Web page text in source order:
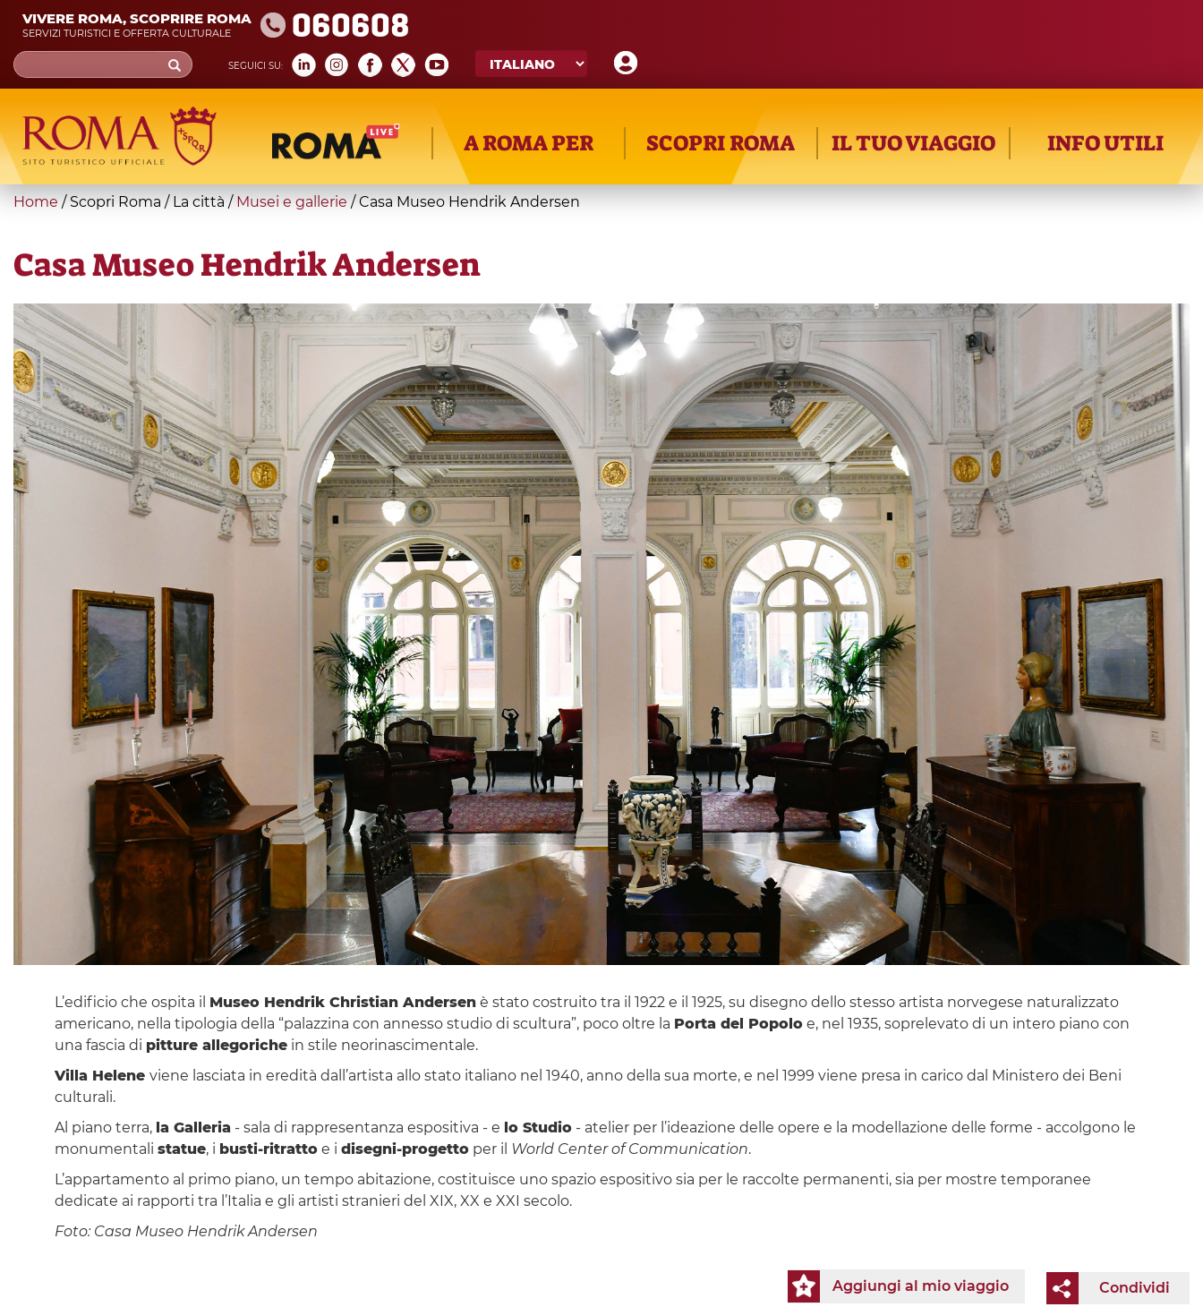
Skip
main
content
VIVERE ROMA, SCOPRIRE ROMA
SERVIZI TURISTICI E OFFERTA CULTURALE 060608
SEGUICI SU:
Search
form
Cerca
A ROMA PER SCOPRI ROMA IL TUO VIAGGIO INFO UTILI
You
here
Home / Scopri Roma / La città / Musei e gallerie /Casa Museo Hendrik Andersen
Casa Museo Hendrik Andersen
L’edificio che ospita il Museo Hendrik Christian Andersenè stato costruito tra il 1922 e il 1925, su disegno dello stesso artista norvegese naturalizzato
americano, nella tipologia della “palazzina con annesso studio di scultura”, poco oltre la Porta del Popoloe, nel 1935, soprelevato di un intero piano con
una fascia di pitture allegorichein stile neorinascimentale.
Villa Helene viene lasciata in eredità dall’artista allo stato italiano nel 1940, anno della sua morte, e nel 1999 viene presa in carico dal Ministero dei Beni
culturali.
Al piano terra, la Galleria - sala di rappresentanza espositiva - e lo Studio- atelier per l’ideazione delle opere e la modellazione delle forme - accolgono le
monumentali statue, i busti-ritrattoe i disegni-progettoper il World Center of Communication.
L’appartamento al primo piano, un tempo abitazione, costituisce uno spazio espositivo sia per le raccolte permanenti, sia per mostre temporanee
dedicate ai rapporti tra l’Italia e gli artisti stranieri del XIX, XX e XXI secolo.
Foto: Casa Museo Hendrik Andersen
Condividi
Aggiungi al mio viaggio